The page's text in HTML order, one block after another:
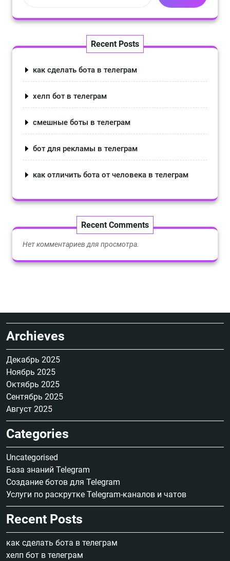
Recent Posts
как сделать бота в телеграм
хелп бот в телеграм
смешные боты в телеграм
бот для рекламы в телеграм
как отличить бота от человека в телеграм
Recent Comments
Нет комментариев для просмотра.
Archieves
Декабрь 2025
Ноябрь 2025
Октябрь 2025
Сентябрь 2025
Август 2025
Categories
Uncategorised
База знаний Telegram
Создание ботов для Telegram
Услуги по раскрутке Telegram-каналов и чатов
Recent Posts
как сделать бота в телеграм
хелп бот в телеграм